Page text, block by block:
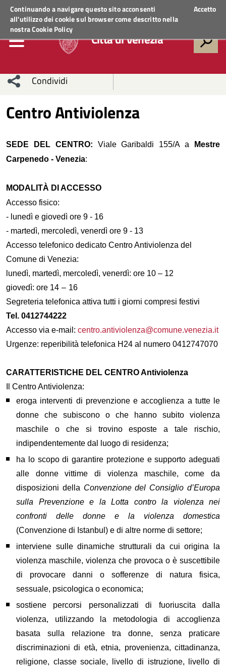
Continuando a navigare questo sito acconsenti
all'utilizzo dei cookie sul browser come descritto nella
nostraCookie Policy
Accetto
Regione VenetoACCEDI AI SERVIZI
Città di Venezia
Condividi
network
Condividi
Condividi
Facebook
su
Condividi
Whatsapp
Centro Antiviolenza
SEDE DEL CENTRO: Viale Garibaldi 155/A a
Mestre
Carpenedo - Venezia:
MODALITÀ DI ACCESSO
Accesso fisico:
- lunedì e giovedì ore 9 - 16
- martedì, mercoledì, venerdì ore 9 - 13
Accesso telefonico dedicato Centro Antiviolenza del
Comune di Venezia:
lunedì, martedì, mercoledì, venerdì: ore 10 – 12
giovedì: ore 14 – 16
Segreteria telefonica attiva tutti i giorni compresi festivi
Tel. 0412744222
Accesso via e-mail: centro.antiviolenza@comune.venezia.it
Urgenze: reperibilità telefonica H24 al numero 0412747070
CARATTERISTICHE DEL CENTRO Antiviolenza
CentroAntiviolenza:
eroga interventi di prevenzione e accoglienza a tutte le
donne che subiscono o che hanno subito violenza
maschile o che si trovino esposte a tale rischio,
indipendentemente dal luogo di residenza;
ha lo scopodi garantire protezione e supporto adeguati
alle donne vittime di violenza maschile,come da
disposizioni della Convenzione del Consiglio d’Europa
sulla Prevenzione e la Lotta contro la violenza nei
confronti delle donne e la violenza domestica
(Convenzione di stanbul) e di altre norme di settore;
interviene sulle dinamiche strutturali da cui origina la
violenza maschile, violenza che provoca o è suscettibile
di provocare danni o sofferenze di natura fisica,
sessuale, psicologica o economica;
sostiene percorsi personalizzati di fuoriuscita dalla
violenza, utilizzando la metodologia di accoglienza
basata sulla relazione tra donne, senza praticare
discriminazioni di età, etnia, provenienza, cittadinanza,
religione, classe sociale, livello di istruzione, livello di